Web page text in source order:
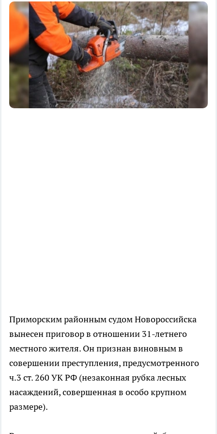
Приморским районным судом Новороссийска
вынесен приговор в отношении 31-летнего
местного жителя. Он признан виновным в
совершении преступления, предусмотренного
ч.3 ст. 260 УК РФ (незаконная рубка лесных
насаждений, совершенная в особо крупном
размере).